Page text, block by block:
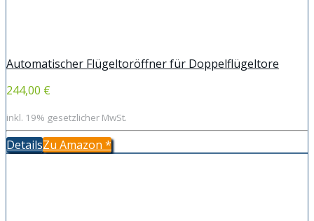
Automatischer Flügeltoröffner für Doppelflügeltore
244,00 €
inkl. 19% gesetzlicher MwSt.
DetailsZu Amazon *